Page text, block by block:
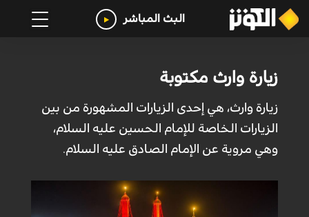
البث المباشر
زيارة وارث مكتوبة
زيارة وارث، هي إحدى الزيارات المشهورة من بين
الزيارات الخاصة للإمام الحسين عليه السلام،
وهي مروية عن الإمام الصادق عليه السلام.